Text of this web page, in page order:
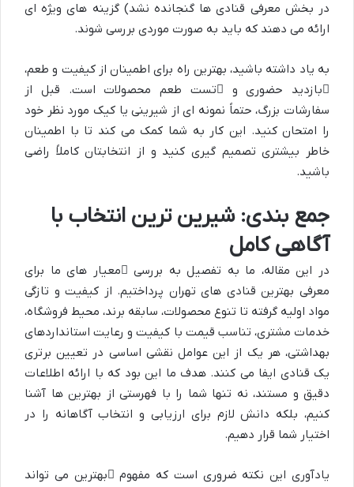
در بخش معرفی قنادی ها گنجانده نشد) گزینه های ویژه ای
ارائه می دهند که باید به صورت موردی بررسی شوند.
به یاد داشته باشید، بهترین راه برای اطمینان از کیفیت و طعم،
بازدید حضوریو تست طعم محصولات است. قبل از
سفارشات بزرگ، حتماً نمونه ای از شیرینی یا کیک مورد نظر خود
را امتحان کنید. این کار به شما کمک می کند تا با اطمینان
خاطر بیشتری تصمیم گیری کنید و از انتخابتان کاملاً راضی
باشید.
جمع بندی: شیرین ترین انتخاب با
آگاهی کامل
در این مقاله، ما به تفصیل به بررسی
معیار های ما برای
معرفی بهترین قنادی های تهران پرداختیم. از کیفیت و تازگی
مواد اولیه گرفته تا تنوع محصولات، سابقه برند، محیط فروشگاه،
خدمات مشتری، تناسب قیمت با کیفیت و رعایت استانداردهای
بهداشتی، هر یک از این عوامل نقشی اساسی در تعیین برتری
یک قنادی ایفا می کنند. هدف ما این بود که با ارائه اطلاعات
دقیق و مستند، نه تنها شما را با فهرستی از بهترین ها آشنا
کنیم، بلکه دانش لازم برای ارزیابی و انتخاب آگاهانه را در
اختیار شما قرار دهیم.
یادآوری این نکته ضروری است که مفهوم بهترین می تواند